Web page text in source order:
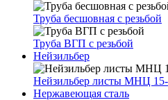
Труба бесшовная с резьбой
Труба ВГП с резьбой
Нейзильбер
Нейзильбер листы МНЦ
Нержавеющая сталь